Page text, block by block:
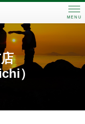
MENU
）